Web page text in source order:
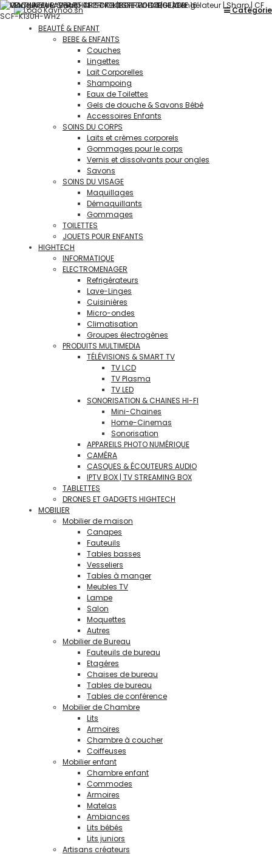
BEAUTÉ & ENFANT
BEBE & ENFANTS
Couches
Lingettes
Lait Corporelles
Shampoing
Eaux de Toilettes
Gels de douche & Savons Bébé
Accessoires Enfants
SOINS DU CORPS
Laits et crèmes corporels
Gommages pour le corps
Vernis et dissolvants pour ongles
Savons
SOINS DU VISAGE
Maquillages
Démaquillants
Gommages
TOILETTES
JOUETS POUR ENFANTS
HIGHTECH
INFORMATIQUE
ELECTROMENAGER
Refrigérateurs
Lave-Linges
Cuisinières
Micro-ondes
Climatisation
Groupes électrogènes
PRODUITS MULTIMEDIA
TÉLÉVISIONS & SMART TV
TV LCD
TV Plasma
TV LED
SONORISATION & CHAINES HI-FI
Mini-Chaines
Home-Cinemas
Sonorisation
APPAREILS PHOTO NUMÉRIQUE
CAMÉRA
CASQUES & ÉCOUTEURS AUDIO
IPTV BOX | TV STREAMING BOX
TABLETTES
DRONES ET GADGETS HIGHTECH
MOBILIER
Mobilier de maison
Canapes
Fauteuils
Tables basses
Vesseliers
Tables à manger
Meubles TV
Lampe
Salon
Moquettes
Autres
Mobilier de Bureau
Fauteuils de bureau
Etagéres
Chaises de bureau
Tables de bureau
Tables de conférence
Mobilier de Chambre
Lits
Armoires
Chambre à coucher
Coiffeuses
Mobilier enfant
Chambre enfant
Commodes
Armoires
Matelas
Ambiances
Lits bébés
Lits juniors
Artisans créateurs